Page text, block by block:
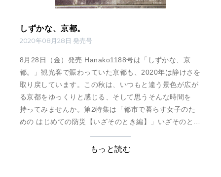
しずかな、京都。
2020年08月28日 発売号
8月28日（金）発売 Hanako1188号は「しずかな、京
都。」観光客で賑わっていた京都も、2020年は静けさを
取り戻しています。この秋は、いつもと違う景色が広が
る京都をゆっくりと感じる、そして思うそんな時間を
持ってみませんか。 第2特集は「都市で暮らす女子のた
めの はじめての防災【いざそのとき編】」いざそのと
もっと読む